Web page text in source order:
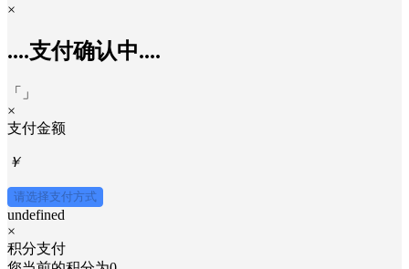
×
....支付确认中....
「
」
×
支付金额
￥
请选择支付方式
undefined
×
积分支付